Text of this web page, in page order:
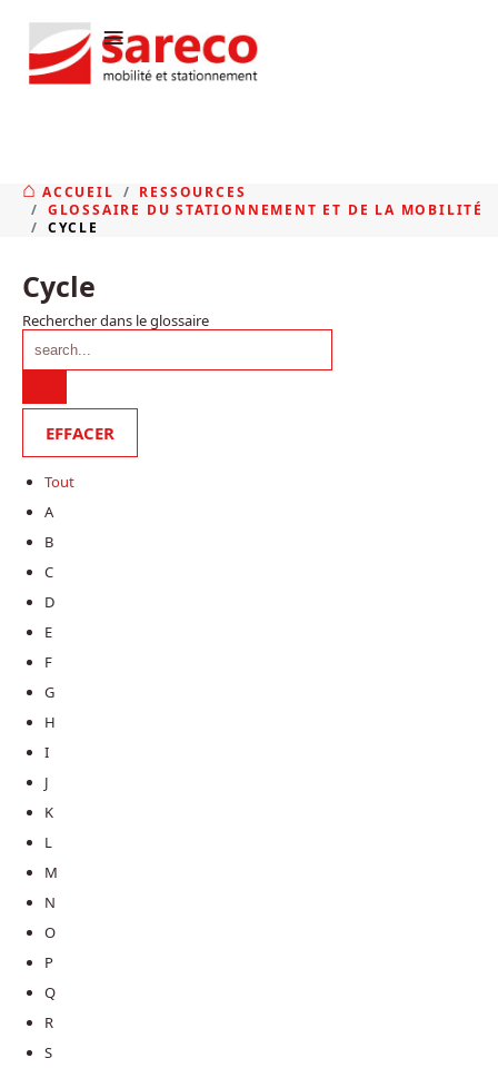
≡
ACCUEIL
RESSOURCES
GLOSSAIRE DU STATIONNEMENT ET DE LA MOBILITÉ
CYCLE
Cycle
Rechercher dans le glossaire
Tout
A
B
C
D
E
F
G
H
I
J
K
L
M
N
O
P
Q
R
S